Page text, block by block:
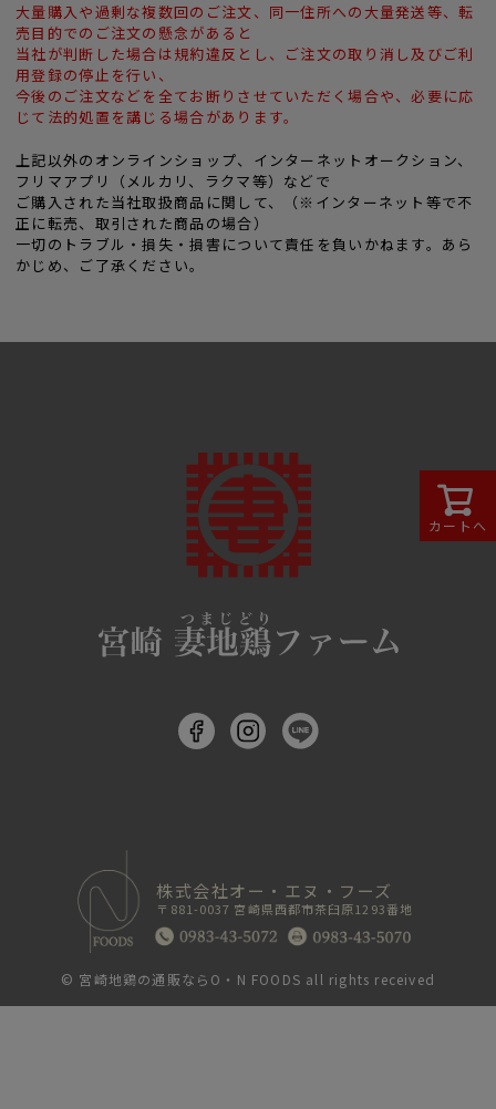
カートへ
大量購入や過剰な複数回のご注文、同一住所への大量発送等、転
売目的でのご注文の懸念があると
当社が判断した場合は規約違反とし、ご注文の取り消し及びご利
用登録の停止を行い、
今後のご注文などを全てお断りさせていただく場合や、必要に応
じて法的処置を講じる場合があります。
上記以外のオンラインショップ、インターネットオークション、
フリマアプリ（メルカリ、ラクマ等）などで
ご購入された当社取扱商品に関して、（※インターネット等で不
正に転売、取引された商品の場合）
一切のトラブル・損失・損害について責任を負いかねます。あら
かじめ、ご了承ください。
株式会社オー・エヌ・フーズ
〒881-0037 宮崎県西都市茶臼原1293番地
© 宮崎地鶏の通販ならO・N FOODS all rights received